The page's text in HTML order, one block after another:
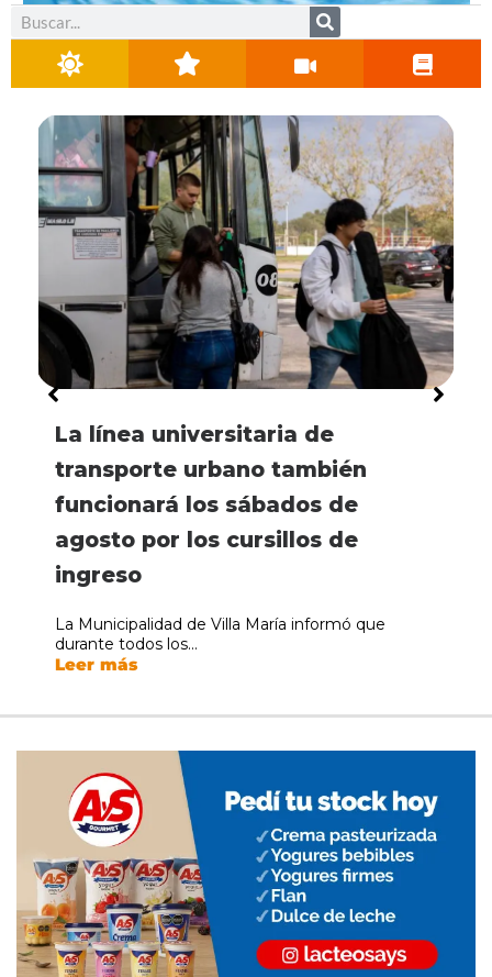
Buscar
La línea universitaria de
transporte urbano también
funcionará los sábados de
agosto por los cursillos de
ingreso
La Municipalidad de Villa María informó que
durante todos los...
Leer más